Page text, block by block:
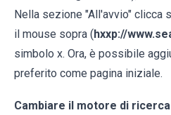
Nella sezione "All'avvio" clicca
il mouse sopra (hxxp://
simbolo x. Ora, è possibile
preferito come pagina iniziale.
Cambiare il motore di